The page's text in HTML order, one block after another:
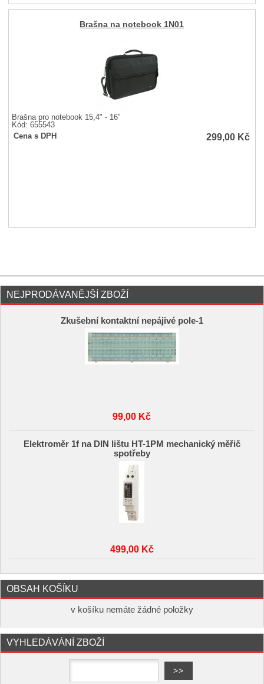
Brašna na notebook 1N01
Brašna pro notebook 15,4" - 16"
Kód: 655543
Cena s DPH
299,00 Kč
NEJPRODÁVANĚJŠÍ ZBOŽÍ
Zkušební kontaktní nepájivé pole-1
99,00 Kč
Elektroměr 1f na DIN lištu HT-1PM mechanický měřič
spotřeby
499,00 Kč
OBSAH KOŠÍKU
v košíku nemáte žádné položky
VYHLEDÁVÁNÍ ZBOŽÍ